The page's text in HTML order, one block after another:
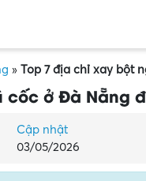
» Top 7 địa chỉ xay bột
ở Đà Nẵng
Cập nhật
03/05/2026